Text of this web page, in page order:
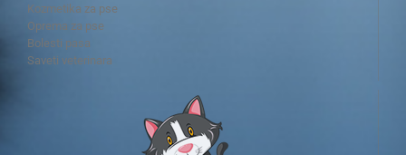
Kozmetika za pse
Oprema za pse
Bolesti pasa
Saveti veterinara